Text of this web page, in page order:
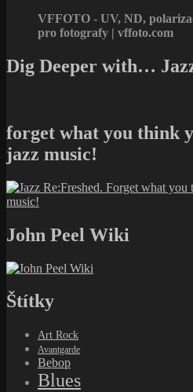
VFFOTO - UV, ND,
pro fotografy | vffoto.com
Dig Deeper with…
forget what you think
jazz music!
John Peel Wiki
Štítky
Art Rock
Avantgarde
Bebop
Blues